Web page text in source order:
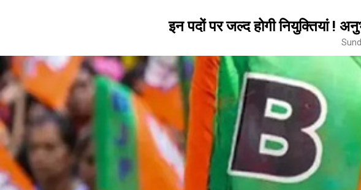
इन पदों पर जल्द होगी नियुक्तियां !